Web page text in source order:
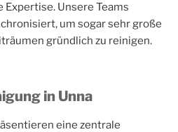
Unsere Teams
um sogar sehr große
gründlich zu reinigen.
in Unna
eine zentrale